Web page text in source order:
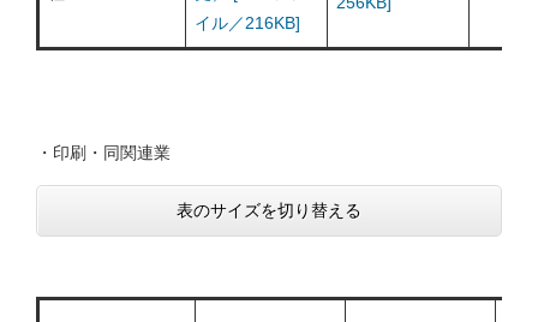
イル／216KB]
・印刷・同関連業
表のサイズを切り替える